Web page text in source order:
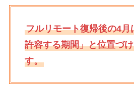
フルリモート復帰後の4月
許容する期間」と位置づ
す。